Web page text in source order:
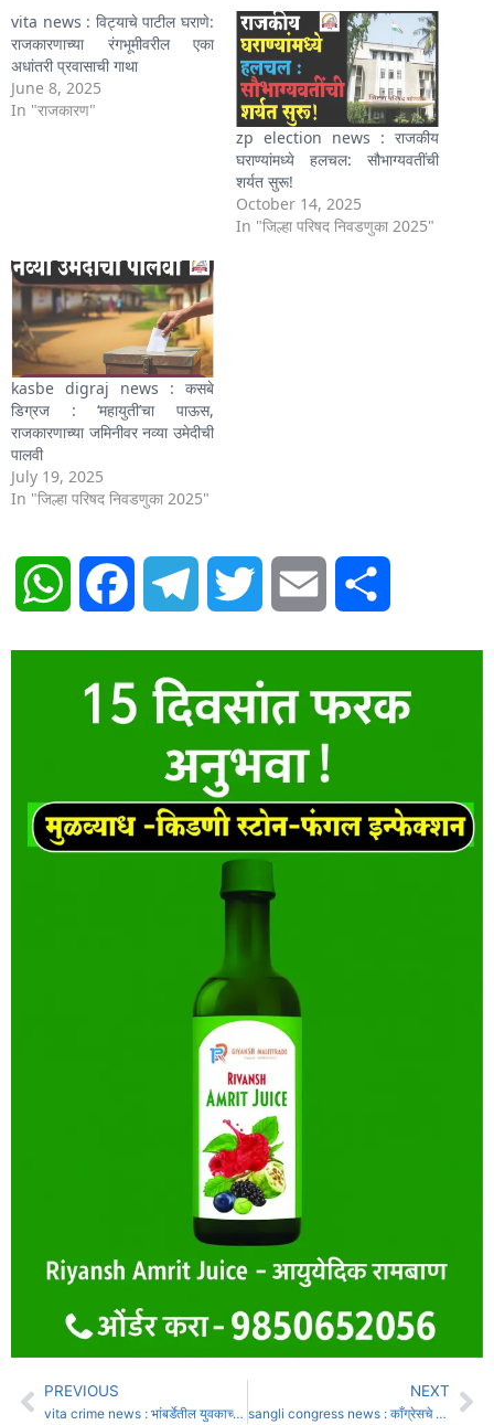
vita news : विट्याचे पाटील घराणे:
राजकारणाच्या रंगभूमीवरील एका
अधांतरी प्रवासाची गाथा
June 8, 2025
In "राजकारण"
zp election news : राजकीय
घराण्यांमध्ये हलचल: सौभाग्यवतींची
शर्यत सुरू!
October 14, 2025
In "जिल्हा परिषद निवडणुका 2025"
kasbe digraj news : कसबे
डिग्रज : ‘महायुती’चा पाऊस,
राजकारणाच्या जमिनीवर नव्या उमेदीची
पालवी
July 19, 2025
In "जिल्हा परिषद निवडणुका 2025"
WhatsAppFacebook Telegram Twitter Email
PREVIOUS
vita crime news : भांबर्डेतील युवकाच्या खूनप्रकरणी पाच जणांना आजन्म कारावास
NEXT
sangli congress news : काँग्रेसचे पाच माजी नगरसेवक राष्ट्रवादी काँग्रेसच्या संपर्कात